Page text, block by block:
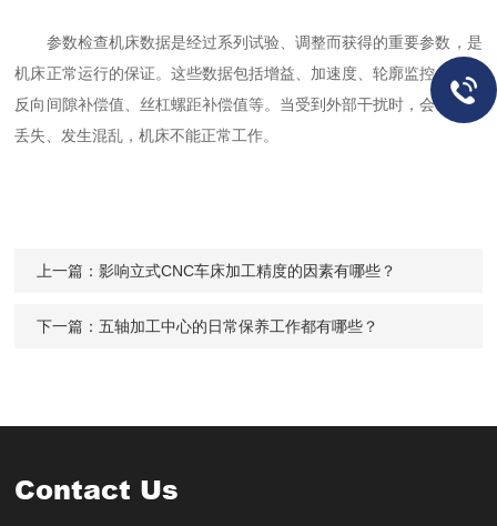
参数检查机床数据是经过系列试验、调整而获得的重要参数，是
机床正常运行的保证。这些数据包括增益、加速度、轮廓监控允差、
反向间隙补偿值、丝杠螺距补偿值等。当受到外部干扰时，会让数据
丢失、发生混乱，机床不能正常工作。
上一篇：影响立式CNC车床加工精度的因素有哪些？
下一篇： 五轴加工中心的日常保养工作都有哪些？
Contact Us